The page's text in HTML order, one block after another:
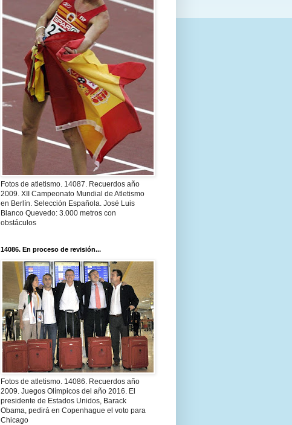
Fotos de atletismo. 14087. Recuerdos año
2009. XII Campeonato Mundial de Atletismo
en Berlín. Selección Española. José Luis
Blanco Quevedo: 3.000 metros con
obstáculos
14086. En proceso de revisión...
Fotos de atletismo. 14086. Recuerdos año
2009. Juegos Olímpicos del año 2016. El
presidente de Estados Unidos, Barack
Obama, pedirá en Copenhague el voto para
Chicago